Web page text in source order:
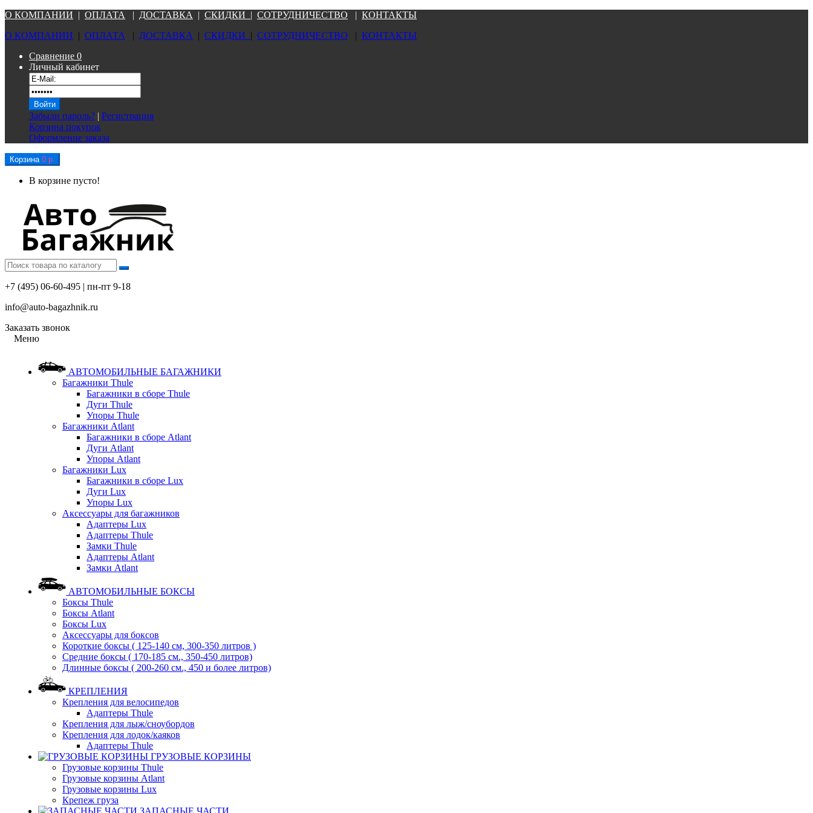
О КОМПАНИИ | ОПЛАТА | ДОСТАВКА | СКИДКИ | СОТРУДНИЧЕСТВО | КОНТАКТЫ
О КОМПАНИИ | ОПЛАТА | ДОСТАВКА | СКИДКИ | СОТРУДНИЧЕСТВО | КОНТАКТЫ
Сравнение 0
Личный кабинет
Забыли пароль? | Регистрация
Корзина покупок
Оформление заказа
Корзина 0 р.
В корзине пусто!
+7 (495) 06-60-495 | пн-пт 9-18
info@auto-bagazhnik.ru
Заказать звонок
Меню
АВТОМОБИЛЬНЫЕ БАГАЖНИКИ
Багажники Thule
Багажники в сборе Thule
Дуги Thule
Упоры Thule
Багажники Atlant
Багажники в сборе Atlant
Дуги Atlant
Упоры Atlant
Багажники Lux
Багажники в сборе Lux
Дуги Lux
Упоры Lux
Аксессуары для багажников
Адаптеры Lux
Адаптеры Thule
Замки Thule
Адаптеры Atlant
Замки Atlant
АВТОМОБИЛЬНЫЕ БОКСЫ
Боксы Thule
Боксы Atlant
Боксы Lux
Аксессуары для боксов
Короткие боксы ( 125-140 см, 300-350 литров )
Средние боксы ( 170-185 см., 350-450 литров)
Длинные боксы ( 200-260 см., 450 и более литров)
КРЕПЛЕНИЯ
Крепления для велосипедов
Адаптеры Thule
Крепления для лыж/сноубордов
Крепления для лодок/каяков
Адаптеры Thule
ГРУЗОВЫЕ КОРЗИНЫ
Грузовые корзины Thule
Грузовые корзины Atlant
Грузовые корзины Lux
Крепеж груза
ЗАПАСНЫЕ ЧАСТИ